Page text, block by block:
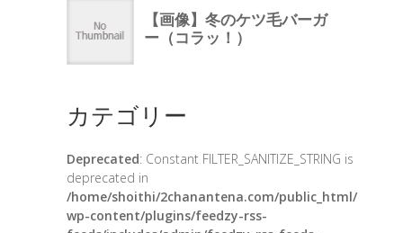
カテゴリー
Deprecated: Constant FILTER_SANITIZE_STRING is
deprecated in
/home/shoithi/2chanantena.com/public_html/
wp-content/plugins/feedzy-rss-